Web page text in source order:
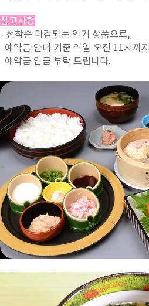
참고사항
- 선착순 마감되는 인기 상품으로,
예약금 안내 기준 익일 오전 11시까지
예약금 입금 부탁 드립니다.